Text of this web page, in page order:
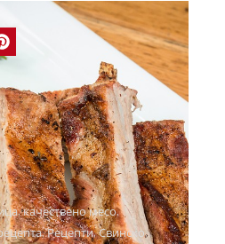
,качествено месо,
,Рецепти,Свинско,